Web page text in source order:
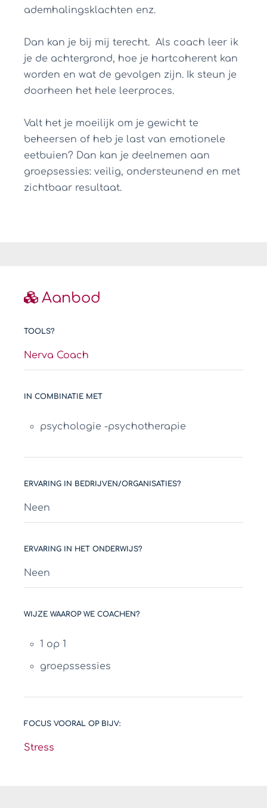
ademhalingsklachten enz.
Dan kan je bij mij terecht. Als coach leer ik
je de achtergrond, hoe je hartcoherent kan
worden en wat de gevolgen zijn. Ik steun je
doorheen het hele leerproces.
Valt het je moeilijk om je gewicht te
beheersen of heb je last van emotionele
eetbuien? Dan kan je deelnemen aan
groepsessies: veilig, ondersteunend en met
zichtbaar resultaat.
Aanbod
TOOLS?
Nerva Coach
IN COMBINATIE MET
psychologie -psychotherapie
ERVARING IN BEDRIJVEN/ORGANISATIES?
Neen
ERVARING IN HET ONDERWIJS?
Neen
WIJZE WAAROP WE COACHEN?
1 op 1
groepssessies
FOCUS VOORAL OP BIJV:
Stress